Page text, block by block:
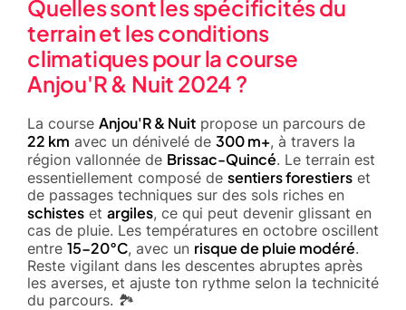
Quelles sont les spécificités du
terrain et les conditions
climatiques pour la course
Anjou'R & Nuit 2024 ?
La course Anjou'R & Nuit propose un parcours de
22 km avec un dénivelé de 300 m+, à travers la
région vallonnée de Brissac-Quincé. Le terrain est
essentiellement composé de sentiers forestiers et
de passages techniques sur des sols riches en
schistes et argiles, ce qui peut devenir glissant en
cas de pluie. Les températures en octobre oscillent
entre 15-20°C, avec un risque de pluie modéré.
Reste vigilant dans les descentes abruptes après
les averses, et ajuste ton rythme selon la technicité
du parcours. 🏞️